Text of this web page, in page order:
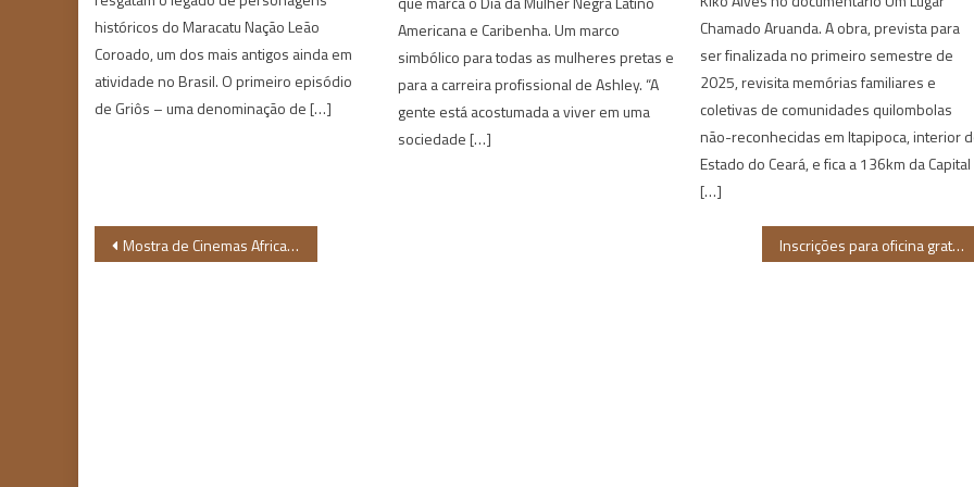
históricos do Maracatu Nação Leão
Coroado, um dos mais antigos ainda em
atividade no Brasil. O primeiro episódio
de Griôs – uma denominação de […]
Americana e Caribenha. Um marco
simbólico para todas as mulheres pretas e
para a carreira profissional de Ashley. “A
gente está acostumada a viver em uma
sociedade […]
Chamado Aruanda. A obra, prevista para
ser finalizada no primeiro semestre de
2025, revisita memórias familiares e
coletivas de comunidades quilombolas
não-reconhecidas em Itapipoca, interior
Estado do Ceará, e fica a 136km da Capital
[…]
Navegação
Mostra de Cinemas Africanos promove estreias nacionais de 11 a 25 de setembro Inscrições para oficina gratuita sobre teatros negros seguem até 13 de setembro